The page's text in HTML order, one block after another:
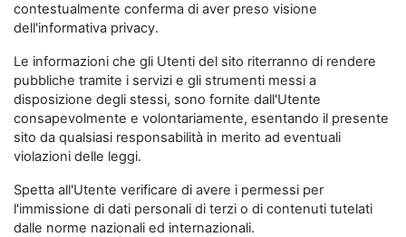
contestualmente conferma di aver preso visione
dell'informativa privacy.
Le informazioni che gli Utenti del sito riterranno di rendere
pubbliche tramite i servizi e gli strumenti messi a
disposizione degli stessi, sono fornite dall'Utente
consapevolmente e volontariamente, esentando il presente
sito da qualsiasi responsabilità in merito ad eventuali
violazioni delle leggi.
Spetta all'Utente verificare di avere i permessi per
l'immissione di dati personali di terzi o di contenuti tutelati
dalle norme nazionali ed internazionali.